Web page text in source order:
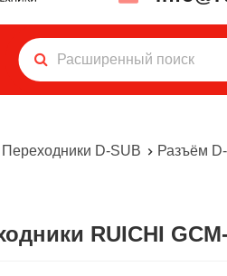
Переходники D-SUB Разъём
RUICHI